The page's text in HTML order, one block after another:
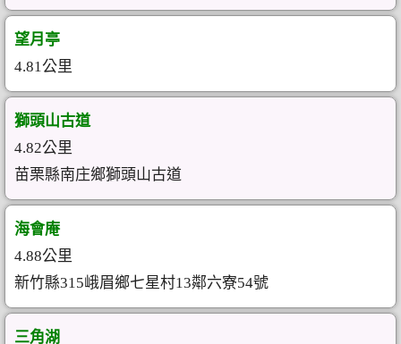
望月亭
4.81公里
獅頭山古道
4.82公里
苗栗縣南庄鄉獅頭山古道
海會庵
4.88公里
新竹縣315峨眉鄉七星村13鄰六寮54號
三角湖